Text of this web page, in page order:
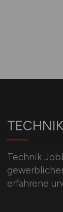
Technik
erfahrene